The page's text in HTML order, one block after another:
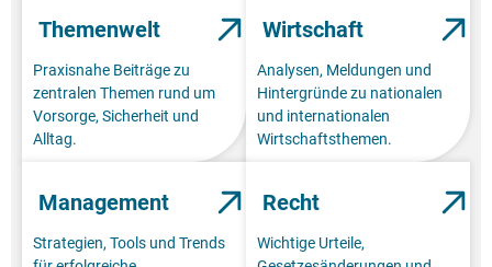
Themenwelt
Praxisnahe Beiträge zu
zentralen Themen rund um
Vorsorge, Sicherheit und
Alltag.
Wirtschaft
Analysen, Meldungen und
Hintergründe zu nationalen
und internationalen
Wirtschaftsthemen.
Management
Strategien, Tools und Trends
Recht
Wichtige Urteile,